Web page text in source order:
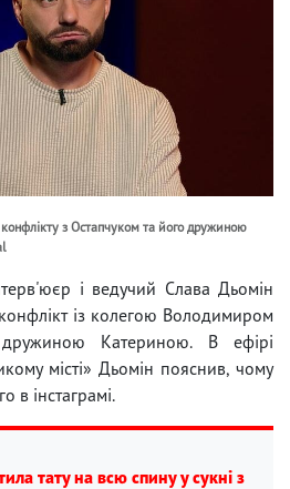
з Остапчуком та його дружиною
і ведучий Слава Дьомін
із колегою Володимиром
Катериною. В ефірі
місті» Дьомін пояснив, чому
в інстаграмі.
тату на всю спину у сукні з